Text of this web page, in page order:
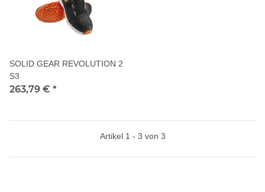
SOLID GEAR REVOLUTION 2
S3
263,79 € *
Artikel 1 - 3 von 3